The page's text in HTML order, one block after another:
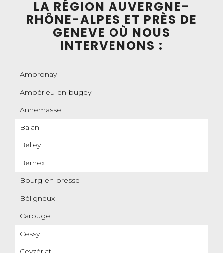
LA RÉGION AUVERGNE-
RHÔNE-ALPES ET PRÈS DE
GENEVE OÙ NOUS
INTERVENONS :
Ambronay
Ambérieu-en-bugey
Annemasse
Balan
Belley
Bernex
Bourg-en-bresse
Béligneux
Carouge
Cessy
Ceyzériat